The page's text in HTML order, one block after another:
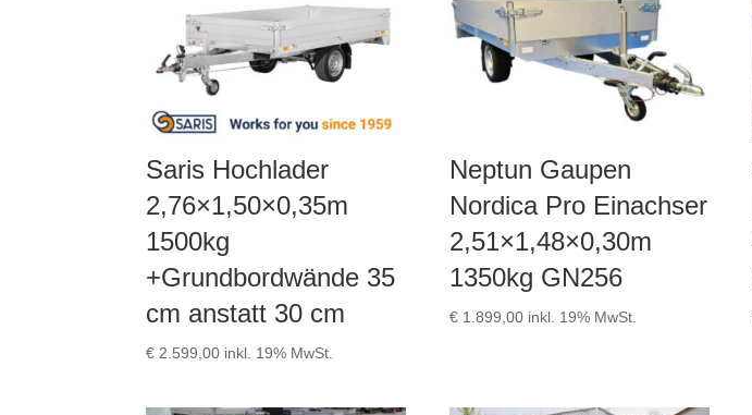
Saris Hochlader
2,76×1,50×0,35m
1500kg
+Grundbordwände 35
cm anstatt 30 cm
€ 2.599,00 inkl. 19% MwSt.
Neptun Gaupen
Nordica Pro Einachser
2,51×1,48×0,30m
1350kg GN256
€ 1.899,00 inkl. 19% MwSt.